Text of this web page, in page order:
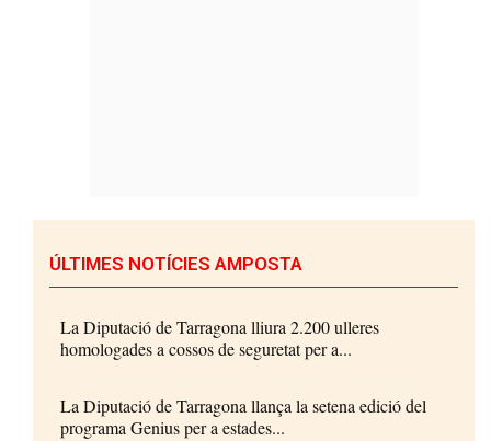
ÚLTIMES NOTÍCIES AMPOSTA
La Diputació de Tarragona lliura 2.200 ulleres
homologades a cossos de seguretat per a...
La Diputació de Tarragona llança la setena edició del
programa Genius per a estades...